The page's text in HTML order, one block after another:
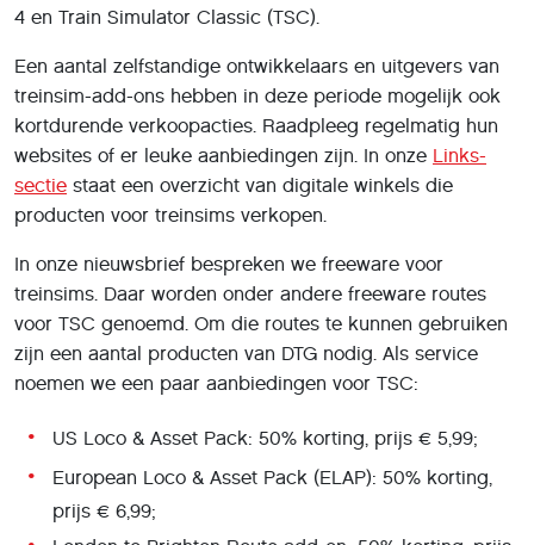
4 en Train Simulator Classic (TSC).
Een aantal zelfstandige ontwikkelaars en uitgevers van
treinsim-add-ons hebben in deze periode mogelijk ook
kortdurende verkoopacties. Raadpleeg regelmatig hun
websites of er leuke aanbiedingen zijn. In onze Links-
sectie staat een overzicht van digitale winkels die
producten voor treinsims verkopen.
In onze nieuwsbrief bespreken we freeware voor
treinsims. Daar worden onder andere freeware routes
voor TSC genoemd. Om die routes te kunnen gebruiken
zijn een aantal producten van DTG nodig. Als service
noemen we een paar aanbiedingen voor TSC:
US Loco & Asset Pack: 50% korting, prijs € 5,99;
European Loco & Asset Pack (ELAP): 50% korting,
prijs € 6,99;